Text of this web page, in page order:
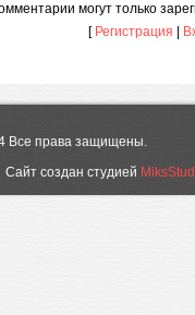
могут только
[ Регистрация
Все права защищены.
создан студией